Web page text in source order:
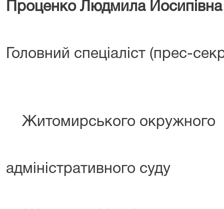
Проценко Людмила Йосипівна
Головний спеціаліст
Житомирського окружного
адміністративного суду